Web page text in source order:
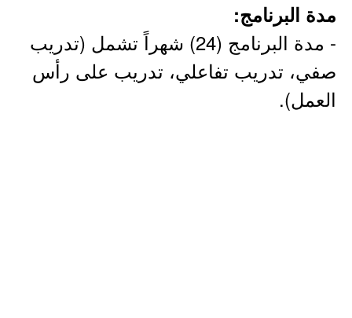
مدة البرنامج:
- مدة البرنامج (24) شهراً تشمل (تدريب
صفي، تدريب تفاعلي، تدريب على رأس
العمل).